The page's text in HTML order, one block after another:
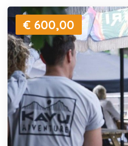
€ 600,00